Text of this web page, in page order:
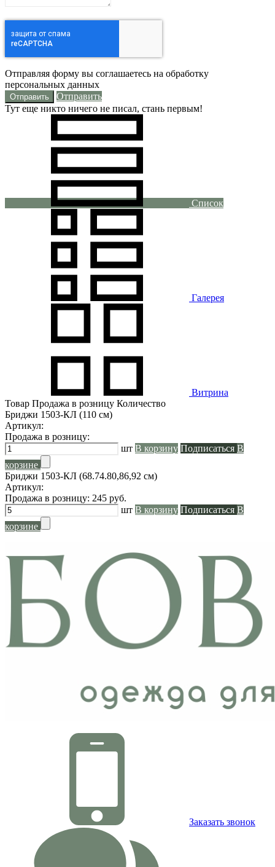
Отправляя форму вы соглашаетесь на обработку
персональных данных
Отправить
Тут еще никто ничего не писал, стань первым!
Список
Галерея
Витрина
Товар Продажа в розницу Количество
Бриджи 1503-КЛ (110 см)
Артикул:
Продажа в розницу:
шт В корзину Подписаться В
корзине
Бриджи 1503-КЛ (68.74.80,86,92 см)
Артикул:
Продажа в розницу: 245 руб.
шт В корзину Подписаться В
корзине
Заказать звонок